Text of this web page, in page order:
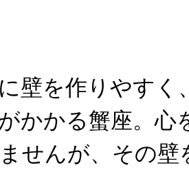
壁を作りやすく
かかる蟹座。心
せんが、その壁